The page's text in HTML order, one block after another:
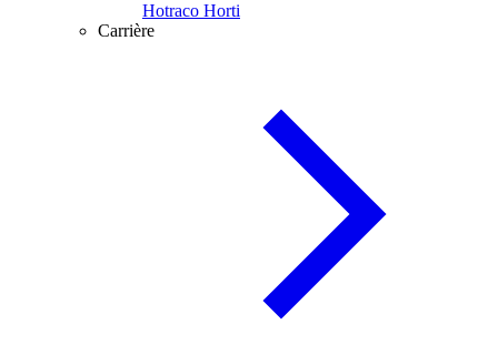
Hotraco Horti
Carrière